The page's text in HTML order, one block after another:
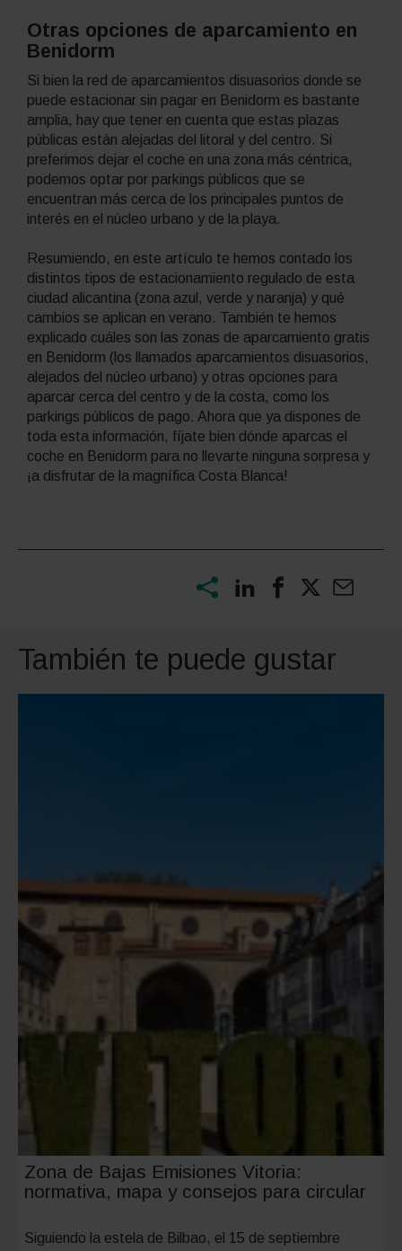
Otras opciones de aparcamiento en
Benidorm
Si bien la red de aparcamientos disuasorios donde se
puede estacionar sin pagar en Benidorm es bastante
amplia, hay que tener en cuenta que estas plazas
públicas están alejadas del litoral y del centro. Si
preferimos dejar el coche en una zona más céntrica,
podemos optar por parkings públicos que se
encuentran más cerca de los principales puntos de
interés en el núcleo urbano y de la playa.
Resumiendo, en este artículo te hemos contado los
distintos tipos de estacionamiento regulado de esta
ciudad alicantina (zona azul, verde y naranja) y qué
cambios se aplican en verano. También te hemos
explicado cuáles son las zonas de aparcamiento gratis
en Benidorm (los llamados aparcamientos disuasorios,
alejados del núcleo urbano) y otras opciones para
aparcar cerca del centro y de la costa, como los
parkings públicos de pago. Ahora que ya dispones de
toda esta información, fíjate bien dónde aparcas el
coche en Benidorm para no llevarte ninguna sorpresa y
¡a disfrutar de la magnífica Costa Blanca!
También te puede gustar
Zona de Bajas Emisiones Vitoria:
normativa, mapa y consejos para circular
Siguiendo la estela de Bilbao, el 15 de septiembre